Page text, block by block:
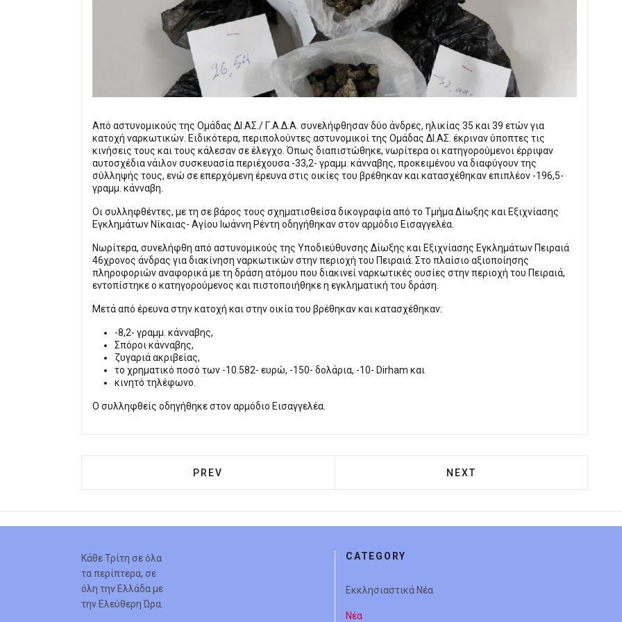
Από αστυνομικούς της Ομάδας ΔΙ.ΑΣ./ Γ.Α.Δ.Α. συνελήφθησαν δύο άνδρες, ηλικίας 35 και 39 ετών για
κατοχή ναρκωτικών. Ειδικότερα, περιπολούντες αστυνομικοί της Ομάδας ΔΙ.ΑΣ. έκριναν ύποπτες τις
κινήσεις τους και τους κάλεσαν σε έλεγχο. Όπως διαπιστώθηκε, νωρίτερα οι κατηγορούμενοι έρριψαν
αυτοσχέδια νάιλον συσκευασία περιέχουσα -33,2- γραμμ. κάνναβης, προκειμένου να διαφύγουν της
σύλληψής τους, ενώ σε επερχόμενη έρευνα στις οικίες του βρέθηκαν και κατασχέθηκαν επιπλέον -196,5-
γραμμ. κάνναβη.
Οι συλληφθέντες, με τη σε βάρος τους σχηματισθείσα δικογραφία από το Τμήμα Δίωξης και Εξιχνίασης
Εγκλημάτων Νίκαιας- Αγίου Ιωάννη Ρέντη οδηγήθηκαν στον αρμόδιο Εισαγγελέα.
Νωρίτερα, συνελήφθη από αστυνομικούς της Υποδιεύθυνσης Δίωξης και Εξιχνίασης Εγκλημάτων Πειραιά
46χρονος άνδρας για διακίνηση ναρκωτικών στην περιοχή του Πειραιά. Στο πλαίσιο αξιοποίησης
πληροφοριών αναφορικά με τη δράση ατόμου που διακινεί ναρκωτικές ουσίες στην περιοχή του Πειραιά,
εντοπίστηκε ο κατηγορούμενος και πιστοποιήθηκε η εγκληματική του δράση.
Μετά από έρευνα στην κατοχή και στην οικία του βρέθηκαν και κατασχέθηκαν:
-8,2- γραμμ. κάνναβης,
Σπόροι κάνναβης,
ζυγαριά ακριβείας,
το χρηματικό ποσό των -10.582- ευρώ, -150- δολάρια, -10- Dirham και
κινητό τηλέφωνο.
Ο συλληφθείς οδηγήθηκε στον αρμόδιο Εισαγγελέα.
PREVIOUS ARTICLE: ΝΊΚΑΙΑ: ΑΝΔΡΑΣ ΑΠΕΙΛΟΎΣΕ ΜΕ ΌΠΛΟ ΡΈΠΛΙΚΑ
PREV NEXT ARTICLE: ΙΕΡΆ ΜΟΝΉ
NEXT
Κάθε Τρίτη σε όλα
τα περίπτερα, σε
όλη την Ελλάδα με
την Ελεύθερη Ώρα.
CATEGORY
Εκκλησιαστικά Νέα
Νέα